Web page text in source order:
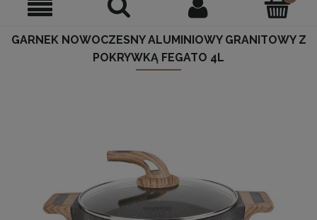
GARNEK NOWOCZESNY ALUMINIOWY GRANITOWY Z
POKRYWKĄ FEGATO 4L